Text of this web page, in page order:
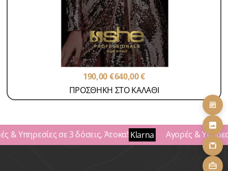
ΚρατήσειςΡαντεβού με Klarna
Τοποθέτηση Τρέσας
SKU: APP-5
190,00€640,00€
ΠΡΟΣΘΗΚΗ ΣΤΟ ΚΑΛΑΘΙ
& Υπηρεσίες σε 3 δόσεις, Άτοκα!Klarna Αγορές &